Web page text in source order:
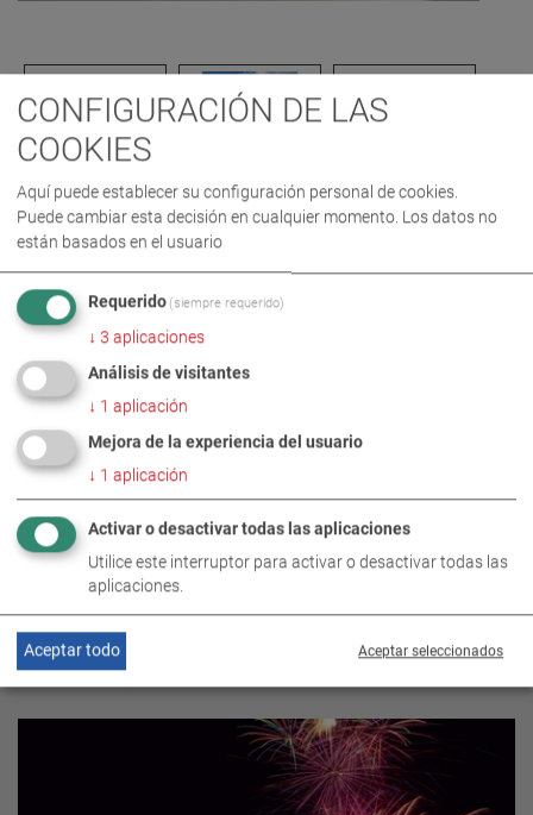
IMÁGENES PARA DESCARGA EN FORMATO ZIP
EVENTO SEGURIDAD VEHICULAR
TEMAS ASOCIADOS
CONFIGURACIÓN DE LAS
COOKIES
Aquí puede establecer su configuración personal de cookies.
Puede cambiar esta decisión en cualquier momento. Los datos no
están basados en el usuario
Requerido (siempre requerido)
↓ 3 aplicaciones
Análisis de visitantes
↓ 1 aplicación
Mejora de la experiencia del usuario
↓ 1 aplicación
Activar o desactivar todas las aplicaciones
Utilice este interruptor para activar o desactivar todas las
aplicaciones.
Aceptar seleccionados
Aceptar todo